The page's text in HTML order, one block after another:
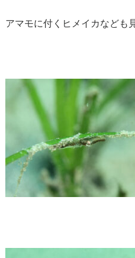
アマモに付くヒメイカなども